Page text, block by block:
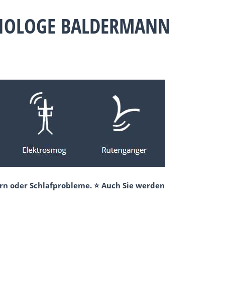
BALDERMANN
oder Schlafprobleme. ⭐ Auch Sie werden